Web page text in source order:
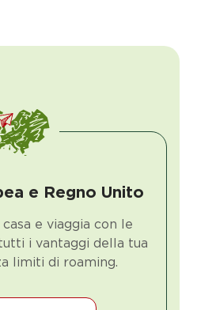
e Regno Unito
e viaggia con le
i vantaggi della tua
limiti di roaming.